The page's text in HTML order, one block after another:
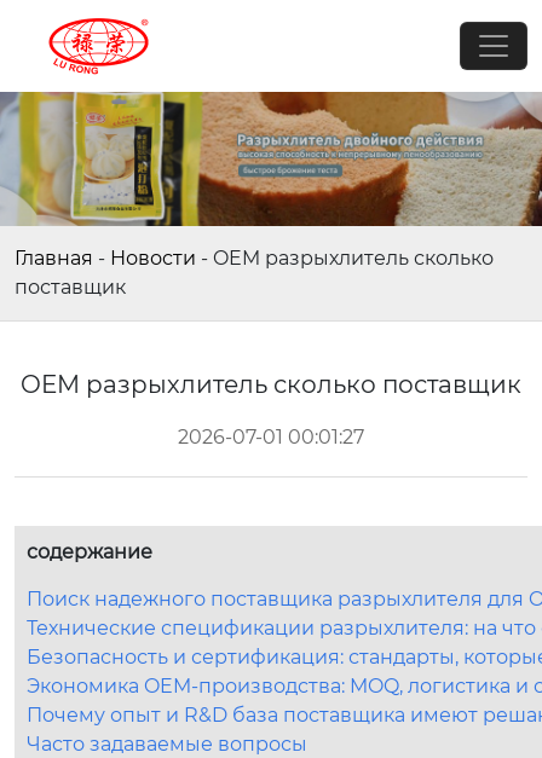
Главная - Новости - OEM разрыхлитель сколько
поставщик
OEM разрыхлитель сколько поставщик
2026-07-01 00:01:27
содержание
Поиск надежного поставщика разрыхлителя
Технические спецификации разрыхлителя: на
Безопасность и сертификация: стандарты,
Экономика OEM-производства: MOQ, логистика и
Почему опыт и R&D база поставщика имеют
Часто задаваемые вопросы